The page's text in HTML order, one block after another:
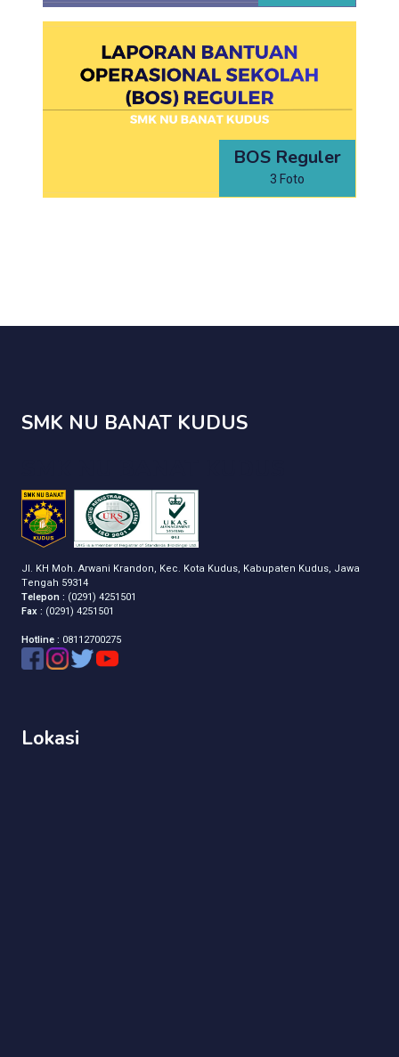
BOS Reguler
3 Foto
SMK NU BANAT KUDUS
Jl. KH Moh. Arwani Krandon, Kec. Kota Kudus, Kabupaten Kudus, Jawa
Tengah 59314
Telepon : (0291) 4251501
Fax : (0291) 4251501
Hotline : 08112700275
Lokasi